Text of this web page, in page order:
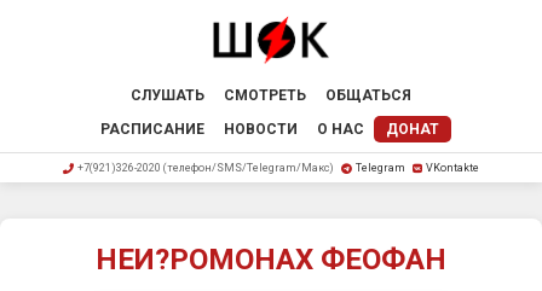
СЛУШАТЬ СМОТРЕТЬ
ОБЩАТЬСЯ
РАСПИСАНИЕ
НОВОСТИ О НАС ДОНАТ
+7(921)326-2020 (телефон/SMS/Telegram/Макс) Telegram VKontakte
НЕИ?РОМОНАХ ФЕОФАН